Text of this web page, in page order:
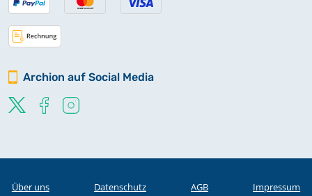
Archion auf Social Media
Über uns Datenschutz AGB Impressum